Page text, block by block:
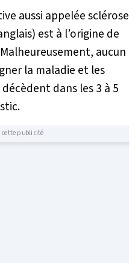
aussi appelée sclérose
est à l’origine de
aucun
la maladie et les
dans les 3 à 5
cette publicité